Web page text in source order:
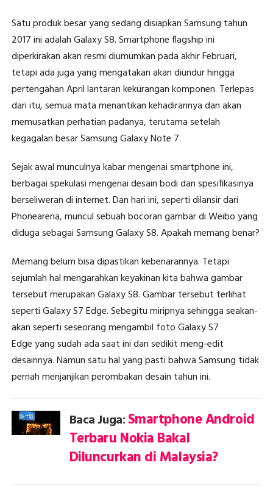
Satu produk besar yang sedang disiapkan Samsung tahun
2017 ini adalah Galaxy S8. Smartphone flagship ini
diperkirakan akan resmi diumumkan pada akhir Februari,
tetapi ada juga yang mengatakan akan diundur hingga
pertengahan April lantaran kekurangan komponen. Terlepas
dari itu, semua mata menantikan kehadirannya dan akan
memusatkan perhatian padanya, terutama setelah
kegagalan besar Samsung Galaxy Note 7.
Sejak awal munculnya kabar mengenai smartphone ini,
berbagai spekulasi mengenai desain bodi dan spesifikasinya
berseliweran di internet. Dan hari ini, seperti dilansir dari
Phonearena, muncul sebuah bocoran gambar di Weibo yang
diduga sebagai Samsung Galaxy S8. Apakah memang benar?
Memang belum bisa dipastikan kebenarannya. Tetapi
sejumlah hal mengarahkan keyakinan kita bahwa gambar
tersebut merupakan Galaxy S8. Gambar tersebut terlihat
seperti Galaxy S7 Edge. Sebegitu miripnya sehingga seakan-
akan seperti seseorang mengambil foto Galaxy S7
Edge yang sudah ada saat ini dan sedikit meng-edit
desainnya. Namun satu hal yang pasti bahwa Samsung tidak
pernah menjanjikan perombakan desain tahun ini.
Baca Juga:Smartphone Android
Terbaru Nokia Bakal
Diluncurkan di Malaysia?